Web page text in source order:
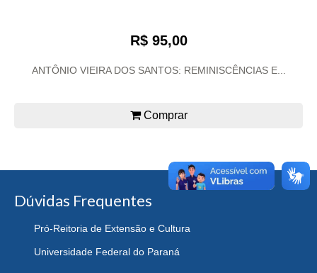
R$ 95,00
ANTÔNIO VIEIRA DOS SANTOS: REMINISCÊNCIAS E...
Comprar
Dúvidas Frequentes
Pró-Reitoria de Extensão e Cultura
Universidade Federal do Paraná